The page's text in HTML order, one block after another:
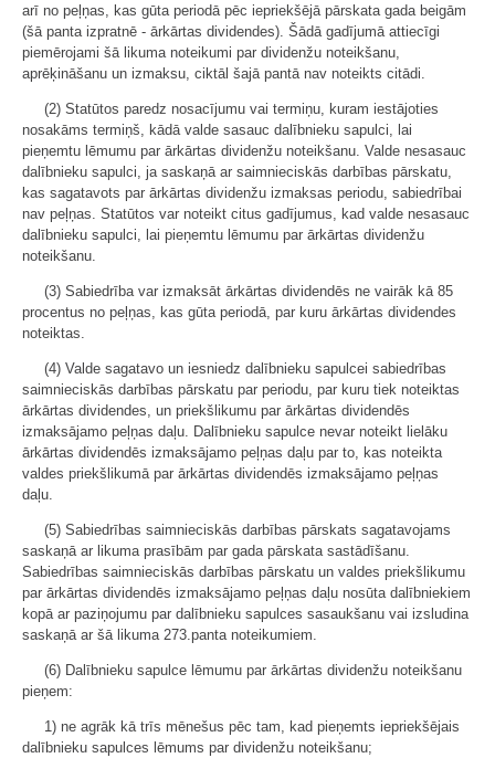
arī no peļņas, kas gūta periodā pēc iepriekšējā pārskata gada beigām
(šā panta izpratnē - ārkārtas dividendes). Šādā gadījumā attiecīgi
piemērojami šā likuma noteikumi par dividenžu noteikšanu,
aprēķināšanu un izmaksu, ciktāl šajā pantā nav noteikts citādi.
(2) Statūtos paredz nosacījumu vai termiņu, kuram iestājoties
nosakāms termiņš, kādā valde sasauc dalībnieku sapulci, lai
pieņemtu lēmumu par ārkārtas dividenžu noteikšanu. Valde nesasauc
dalībnieku sapulci, ja saskaņā ar saimnieciskās darbības pārskatu,
kas sagatavots par ārkārtas dividenžu izmaksas periodu, sabiedrībai
nav peļņas. Statūtos var noteikt citus gadījumus, kad valde nesasauc
dalībnieku sapulci, lai pieņemtu lēmumu par ārkārtas dividenžu
noteikšanu.
(3) Sabiedrība var izmaksāt ārkārtas dividendēs ne vairāk kā 85
procentus no peļņas, kas gūta periodā, par kuru ārkārtas dividendes
noteiktas.
(4) Valde sagatavo un iesniedz dalībnieku sapulcei sabiedrības
saimnieciskās darbības pārskatu par periodu, par kuru tiek noteiktas
ārkārtas dividendes, un priekšlikumu par ārkārtas dividendēs
izmaksājamo peļņas daļu. Dalībnieku sapulce nevar noteikt lielāku
ārkārtas dividendēs izmaksājamo peļņas daļu par to, kas noteikta
valdes priekšlikumā par ārkārtas dividendēs izmaksājamo peļņas
daļu.
(5) Sabiedrības saimnieciskās darbības pārskats sagatavojams
saskaņā ar likuma prasībām par gada pārskata sastādīšanu.
Sabiedrības saimnieciskās darbības pārskatu un valdes priekšlikumu
par ārkārtas dividendēs izmaksājamo peļņas daļu nosūta dalībniekiem
kopā ar paziņojumu par dalībnieku sapulces sasaukšanu vai izsludina
saskaņā ar šā likuma 273.panta noteikumiem.
(6) Dalībnieku sapulce lēmumu par ārkārtas dividenžu noteikšanu
pieņem:
1) ne agrāk kā trīs mēnešus pēc tam, kad pieņemts iepriekšējais
dalībnieku sapulces lēmums par dividenžu noteikšanu;